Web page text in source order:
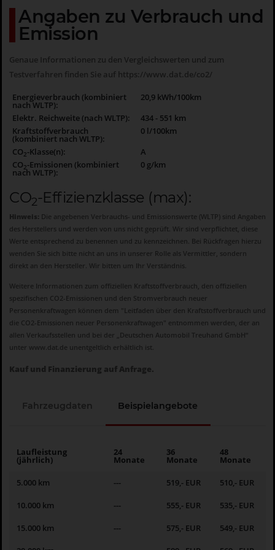
Angaben zu Verbrauch und
Emission
Genaue Informationen zu den Vergleichswerten und zum
Testverfahren finden Sie auf https://www.dat.de/co2/
Energieverbrauch (kombiniert
nach WLTP):
20,9 kWh/100km
Elektr. Reichweite (nach WLTP):
434 - 551 km
Kraftstoffverbrauch
(kombiniert nach WLTP):
0 l/100km
CO2-Klasse(n):
A
CO2-Emissionen (kombiniert
nach WLTP):
0 g/km
CO2-Effizienzklasse (max):
Hinweis: Die angebenen Verbrauchs- und Emissionswerte (WLTP) sind Angaben
des Herstellers und werden von uns nicht geprüft. Wir sind verpflichtet, diese
Werte entsprechend zu benennen und zu kennzeichnen. Bei Rückfragen hierzu
wenden Sie sich bitte nicht an uns in unserer Rolle als Vermittler, sondern
direkt an den Hersteller. Wir bitten um Ihr Verständnis.
Weitere Informationen zum offiziellen Kraftstoffverbrauch, den offiziellen
spezifischen CO2-Emissionen und den Stromverbrauch neuer
Personenkraftwagen können dem "Leitfaden über den Kraftstoffverbrauch und
die CO2-Emissionen neuer Personenkraftwagen" entnommen werden, der an
allen Verkaufsstellen und bei der „Deutschen Automobil Treuhand GmbH“
unter www.dat.de unentgeltlich erhältlich ist.
Kauf und Finanzierung auf Anfrage.
Fahrzeugdaten Beispielangebote
Laufleistung
(jährlich)
24
Monate
36
Monate
48
Monate
5.000 km --- 519,- EUR 510,- EUR
10.000 km --- 555,- EUR 535,- EUR
15.000 km --- 575,- EUR 549,- EUR